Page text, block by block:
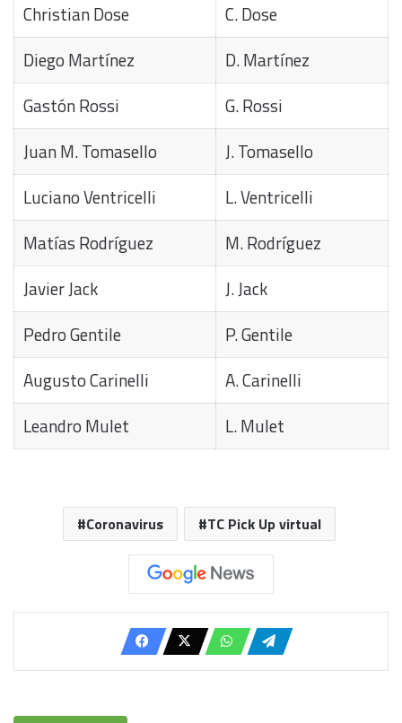
Christian Dose
C. Dose
Diego Martínez
D. Martínez
Gastón Rossi
G. Rossi
Juan M. Tomasello
J. Tomasello
Luciano Ventricelli
L. Ventricelli
Matías Rodríguez
M. Rodríguez
Javier Jack
J. Jack
Pedro Gentile
P. Gentile
Augusto Carinelli
A. Carinelli
Leandro Mulet
L. Mulet
Coronavirus TC Pick Up virtual